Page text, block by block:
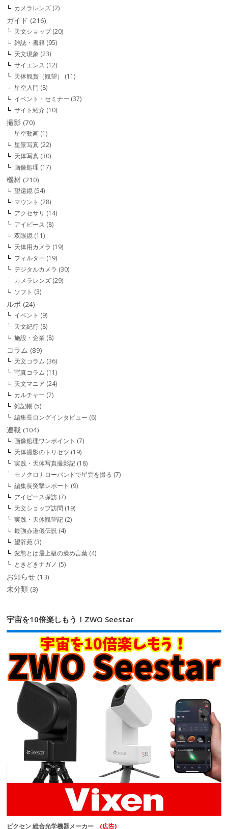
カメラレンズ (2)
ガイド (216)
天文ショップ(20)
雑誌・書籍 (95)
天文現象 (23)
サイエンス (12)
天体観賞（観望）
(11)
星空入門 (8)
イベント・セミナー (37)
サイト紹介 (10)
撮影 (70)
星空動画 (1)
星景写真 (22)
天体写真 (30)
画像処理 (17)
機材 (210)
望遠鏡 (54)
マウント (28)
アクセサリ (14)
アイピース (8)
双眼鏡 (11)
天体用カメラ (19)
フィルター (19)
デジタルカメラ (30)
カメラレンズ (29)
ソフト (3)
ルポ (24)
イベント (9)
天文紀行 (8)
施設・企業 (8)
コラム (89)
天文コラム (36)
写真コラム (11)
天文マニア (24)
カルチャー (7)
雑記帳 (5)
編集長ロングインタビュー (6)
連載 (104)
画像処理ワンポイント (7)
天体撮影のトリセツ (19)
実践・天体写真撮影記 (18)
モノクロナローバンドで星雲を撮る (7)
編集長突撃レポート (9)
アイピース探訪 (7)
天文ショップ訪問 (19)
実践・天体観望記 (2)
最強赤道儀伝説 (4)
望辞苑 (3)
変態とは最上級の褒め言葉 (4)
ときどきナガノ (5)
お知らせ (13)
未分類 (3)
宇宙を10倍楽しもう！ZWO Seestar
ビクセン 総合光学機器メーカー (広告)